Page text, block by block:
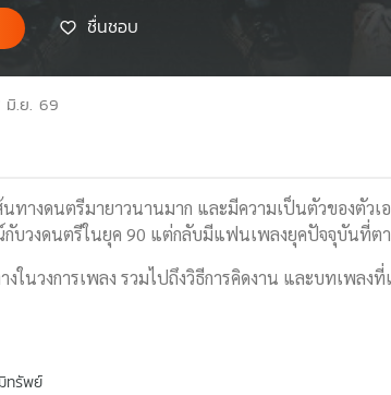
ชื่นชอบ
มิ.ย. 69
นทางดนตรีมายาวนานมาก และมีความเป็นตัวของตัว
กับวงดนตรีในยุค 90 แต่กลับมีแฟนเพลงยุคปัจจุบันที่ต
งในวงการเพลง รวมไปถึงวิธีการคิดงาน และบทเพลง
ทรัพย์